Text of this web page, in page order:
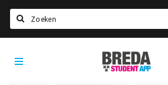
HOME
Breda
Student